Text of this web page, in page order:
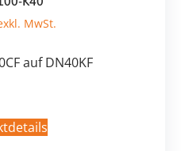
auf DN40KF